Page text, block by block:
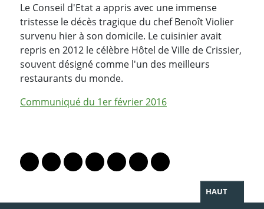
Le Conseil d'Etat a appris avec une immense
tristesse le décès tragique du chef Benoît Violier
survenu hier à son domicile. Le cuisinier avait
repris en 2012 le célèbre Hôtel de Ville de Crissier,
souvent désigné comme l'un des meilleurs
restaurants du monde.
Communiqué du 1er février 2016
Lien vers le profil Mastodon
Lien vers le profil Bluesky
Lien vers le profil Instagram
Lien vers le profil Linkedin
Lien vers le profil Facebook
Lien vers le profil Twitter
Partager par WhatsApp
HAUT